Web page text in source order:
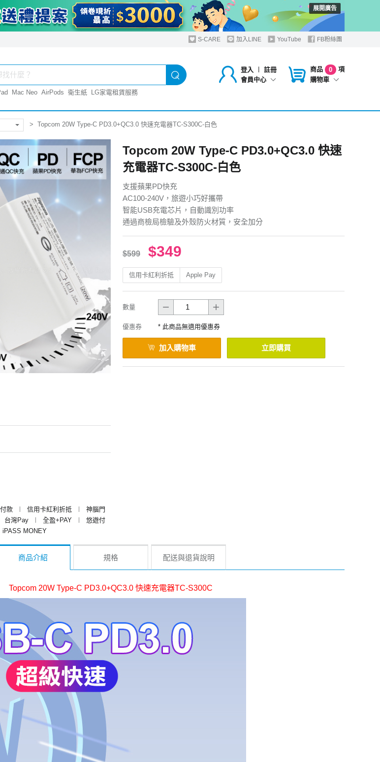
展開廣告
S-CARE 加入LINE YouTube FB粉絲團
登入 ︱
註冊
會員中心
商品 0
項
購物車
Mac Neo AirPods 衛生紙 LG家電租賃服務
Topcom 20W Type-C PD3.0+QC3.0 快速充電器TC-S300C-白色
款 ︱ 信用卡紅利折抵 ︱
神腦門
台灣Pay ︱ 全盈+PAY ︱
悠遊付
iPASS MONEY
Topcom 20W Type-C PD3.0+QC3.0 快速
充電器TC-S300C-白色
支援蘋果PD快充
AC100-240V，旅遊小巧好攜帶
智能USB充電芯片，自動識別功率
通過商檢局檢驗及外殼防火材質，安全加分
$599 $349
信用卡紅利折抵 Apple Pay
數量
優惠券 * 此商品無適用優惠券
加入購物車 立即購買
商品介紹 規格 配送與退貨說明
Topcom 20W Type-C PD3.0+QC3.0 快速充電器TC-S300C